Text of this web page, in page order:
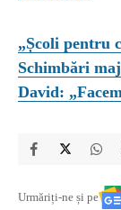
„Școli pentru
Schimbări
David:
Urmăriți-ne și pe